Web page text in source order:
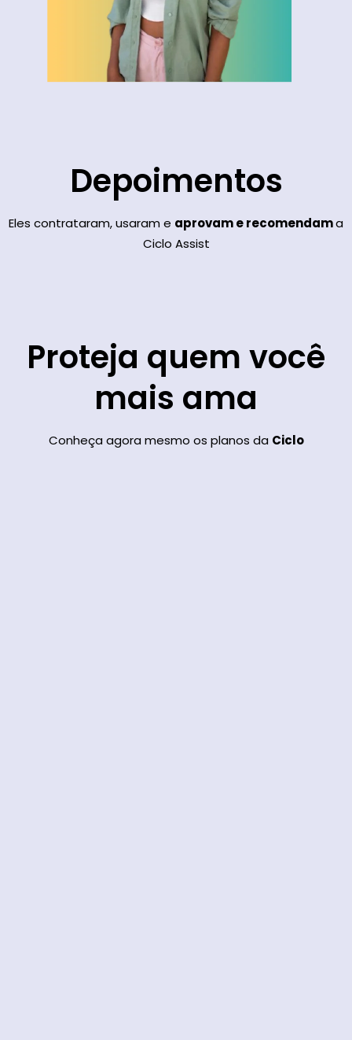
Depoimentos
Eles contrataram, usaram e aprovam e recomendama
Ciclo Assist
Proteja quem você
mais ama
Conheça agora mesmo os planos da Ciclo